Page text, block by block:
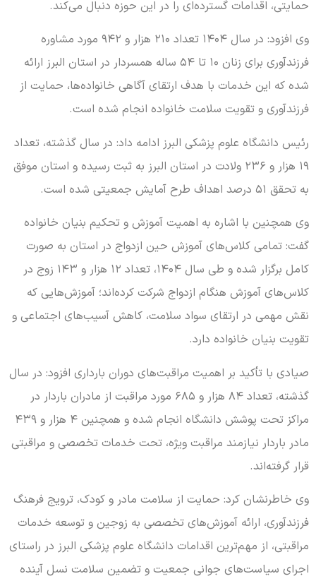
حمایتی، اقدامات گسترده‌ای را در این حوزه دنبال می‌کند.
وی افزود: در سال ۱۴۰۴ تعداد ۲۱۰ هزار و ۹۴۲ مورد مشاوره
فرزندآوری برای زنان ۱۰ تا ۵۴ ساله همسردار در استان البرز ارائه
شده که این خدمات با هدف ارتقای آگاهی خانواده‌ها، حمایت از
فرزندآوری و تقویت سلامت خانواده انجام شده است.
رئیس دانشگاه علوم پزشکی البرز ادامه داد: در سال گذشته، تعداد
۱۹ هزار و ۲۳۶ ولادت در استان البرز به ثبت رسیده و استان موفق
به تحقق ۵۱ درصد اهداف طرح آمایش جمعیتی شده است.
وی همچنین با اشاره به اهمیت آموزش و تحکیم بنیان خانواده
گفت: تمامی کلاس‌های آموزش حین ازدواج در استان به صورت
کامل برگزار شده و طی سال ۱۴۰۴، تعداد ۱۲ هزار و ۱۴۳ زوج در
کلاس‌های آموزش هنگام ازدواج شرکت کرده‌اند؛ آموزش‌هایی که
نقش مهمی در ارتقای سواد سلامت، کاهش آسیب‌های اجتماعی و
تقویت بنیان خانواده دارد.
صیادی با تأکید بر اهمیت مراقبت‌های دوران بارداری افزود: در سال
گذشته، تعداد ۸۴ هزار و ۶۸۵ مورد مراقبت از مادران باردار در
مراکز تحت پوشش دانشگاه انجام شده و همچنین ۴ هزار و ۴۳۹
مادر باردار نیازمند مراقبت ویژه، تحت خدمات تخصصی و مراقبتی
قرار گرفته‌اند.
وی خاطرنشان کرد: حمایت از سلامت مادر و کودک، ترویج فرهنگ
فرزندآوری، ارائه آموزش‌های تخصصی به زوجین و توسعه خدمات
مراقبتی، از مهم‌ترین اقدامات دانشگاه علوم پزشکی البرز در راستای
اجرای سیاست‌های جوانی جمعیت و تضمین سلامت نسل آینده